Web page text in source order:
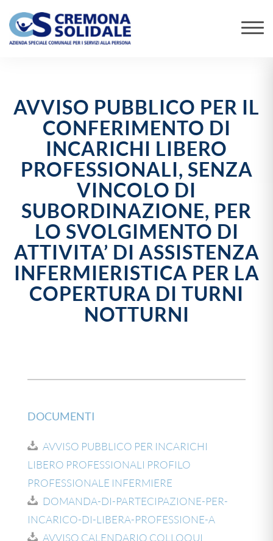
AVVISO PUBBLICO PER IL
CONFERIMENTO DI
INCARICHI LIBERO
PROFESSIONALI, SENZA
VINCOLO DI
SUBORDINAZIONE, PER
LO SVOLGIMENTO DI
ATTIVITA’ DI ASSISTENZA
INFERMIERISTICA PER LA
COPERTURA DI TURNI
NOTTURNI
DOCUMENTI
AVVISO PUBBLICO PER INCARICHI
LIBERO PROFESSIONALI PROFILO
PROFESSIONALE INFERMIERE
DOMANDA-DI-PARTECIPAZIONE-PER-
INCARICO-DI-LIBERA-PROFESSIONE-A
AVVISO CALENDARIO COLLOQUI